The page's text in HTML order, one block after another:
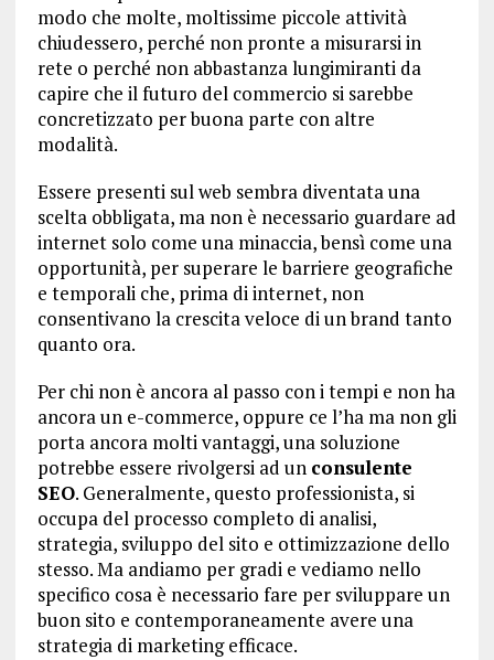
modo che molte, moltissime piccole attività
chiudessero, perché non pronte a misurarsi in
rete o perché non abbastanza lungimiranti da
capire che il futuro del commercio si sarebbe
concretizzato per buona parte con altre
modalità.
Essere presenti sul web sembra diventata una
scelta obbligata, ma non è necessario guardare ad
internet solo come una minaccia, bensì come una
opportunità, per superare le barriere geografiche
e temporali che, prima di internet, non
consentivano la crescita veloce di un brand tanto
quanto ora.
Per chi non è ancora al passo con i tempi e non ha
ancora un e-commerce, oppure ce l’ha ma non gli
porta ancora molti vantaggi, una soluzione
potrebbe essere rivolgersi ad un consulente
SEO. Generalmente, questo professionista, si
occupa del processo completo di analisi,
strategia, sviluppo del sito e ottimizzazione dello
stesso. Ma andiamo per gradi e vediamo nello
specifico cosa è necessario fare per sviluppare un
buon sito e contemporaneamente avere una
strategia di marketing efficace.